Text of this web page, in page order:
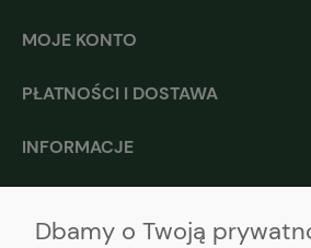
MOJE KONTO
PŁATNOŚCI I DOSTAWA
INFORMACJE
Dbamy o Twoją